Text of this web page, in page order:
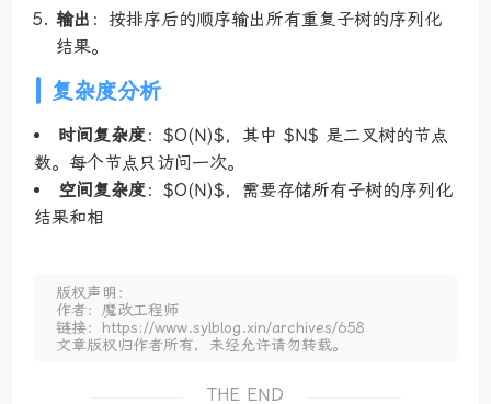
输出 ：按排序后的顺序输出所有重复子树的序列化
结果。
复杂度分析
时间复杂度 ：$O(N)$，其中 $N$ 是二叉树的节点
数。每个节点只访问一次。
空间复杂度 ：$O(N)$，需要存储所有子树的序列化
结果和相
版权声明：
作者：魔改工程师
链接：https://www.sylblog.xin/archives/658
文章版权归作者所有，未经允许请勿转载。
THE END